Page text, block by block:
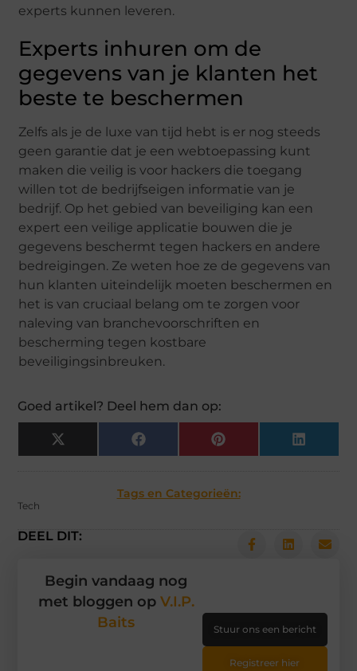
experts kunnen leveren.
Experts inhuren om de
gegevens van je klanten het
beste te beschermen
Zelfs als je de luxe van tijd hebt is er nog steeds
geen garantie dat je een webtoepassing kunt
maken die veilig is voor hackers die toegang
willen tot de bedrijfseigen informatie van je
bedrijf. Op het gebied van beveiliging kan een
expert een veilige applicatie bouwen die je
gegevens beschermt tegen hackers en andere
bedreigingen. Ze weten hoe ze de gegevens van
hun klanten uiteindelijk moeten beschermen en
het is van cruciaal belang om te zorgen voor
naleving van branchevoorschriften en
bescherming tegen kostbare
beveiligingsinbreuken.
Goed artikel? Deel hem dan op:
X
(Twitter)
Facebook Pinterest LinkedIn
Tags en Categorieën:
Tech
DEEL DIT:
Begin vandaag nog
met bloggen op V.I.P.
Baits
Stuur ons een bericht
Registreer hier